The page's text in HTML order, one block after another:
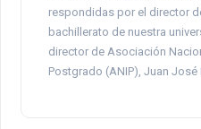
respondidas por el director
bachillerato de nuestra
director de Asociación
Postgrado (ANIP), Juan José